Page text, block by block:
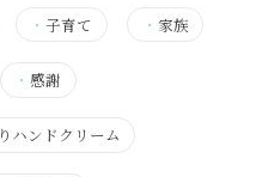
・子育て ・ 家族
・感謝
ハンドクリーム